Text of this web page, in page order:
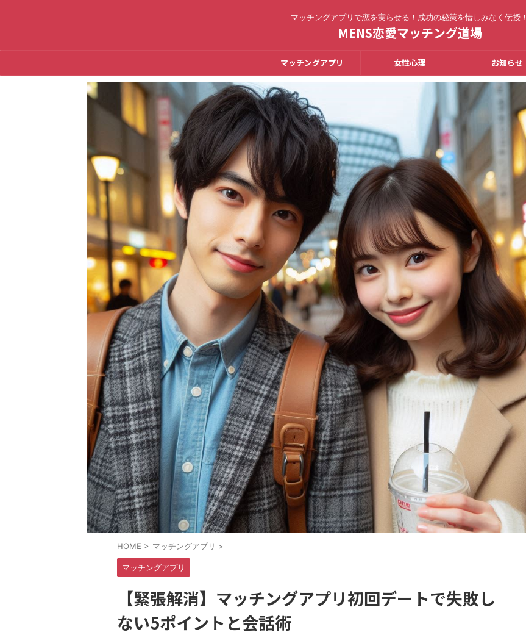
マッチングアプリで恋を実らせる！成功の秘策を惜しみなく伝授！
MENS恋愛マッチング道場
マッチングアプリ 女性心理 お知らせ
HOME > マッチングアプリ >
マッチングアプリ
【緊張解消】マッチングアプリ初回デートで失敗し
ない5ポイントと会話術